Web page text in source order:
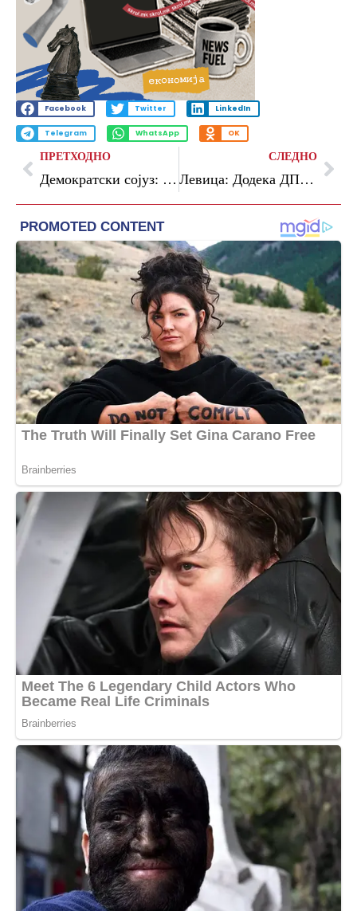
Facebook Twitter LinkedIn
Telegram WhatsApp OK
ПРЕТХОДНО
Демократски сојуз: ДУИ преку етнички тензии и вештачки кризи сака да предизвика дестабилизација на државата
СЛЕДНО
Левица: Додека ДПМНЕ пропагира многудетни семејства, секое трето дете живее во сиромаштија